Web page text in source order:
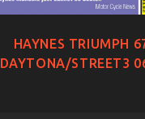
HAYNES TRIUMPH
DAYTONA/STREET3